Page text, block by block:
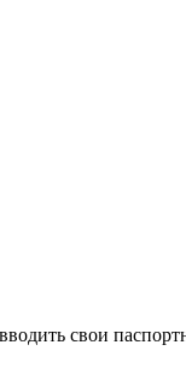
свои